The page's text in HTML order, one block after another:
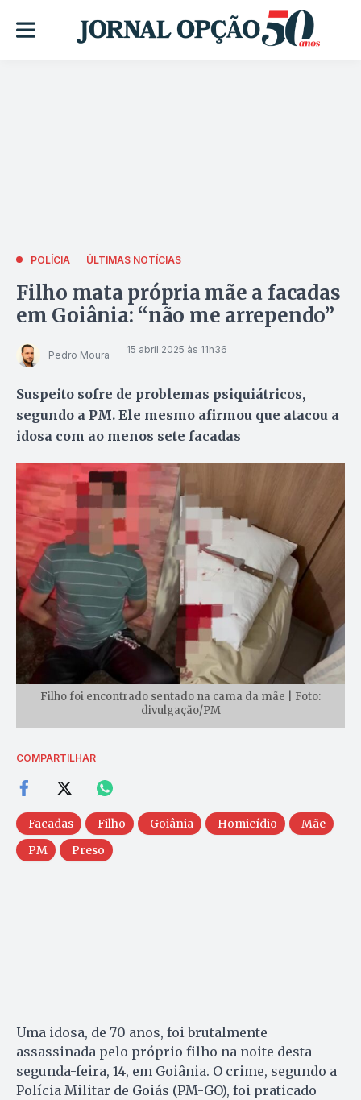
POLÍCIA ÚLTIMAS NOTÍCIAS
Filho mata própria mãe a facadas
em Goiânia: “não me arrependo”
Pedro Moura 15 abril 2025 às 11h36
Suspeito sofre de problemas psiquiátricos,
segundo a PM. Ele mesmo afirmou que atacou a
idosa com ao menos sete facadas
Filho foi encontrado sentado na cama da mãe | Foto:
divulgação/PM
COMPARTILHAR
Facadas Filho Goiânia Homicídio
Mãe
PM
Preso
Uma idosa, de 70 anos, foi brutalmente
assassinada pelo próprio filho na noite desta
segunda-feira, 14, em Goiânia. O crime, segundo a
Polícia Militar de Goiás (PM-GO), foi praticado